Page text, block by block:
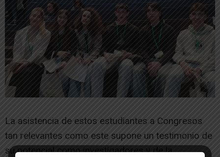
La asistencia de estos estudiantes a Congresos
tan relevantes como este supone un testimonio de
su potencial como investigadores y de la